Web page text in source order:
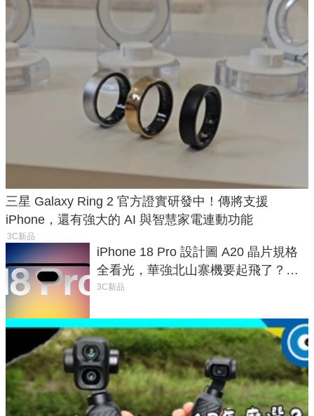
三星 Galaxy Ring 2 官方證實研發中！傳將支援
iPhone，還有強大的 AI 與智慧家電連動功能
3C新品
iPhone 18 Pro 設計圖 A20 晶片規格
全看光，華強北山寨機要起飛了？專
家曝山寨機無法復刻兩大關鍵
3C新品